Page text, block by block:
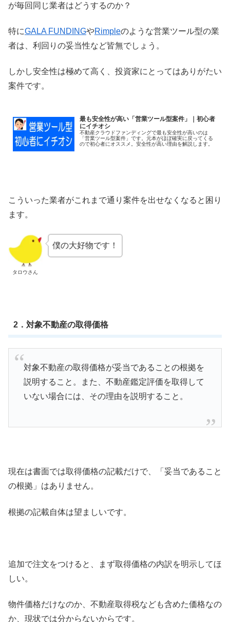
が毎回同じ業者はどうするのか？
特にGALA FUNDINGやRimpleのような営業ツール型の業
者は、利回りの妥当性など皆無でしょう。
しかし安全性は極めて高く、投資家にとってはありがたい
案件です。
最も安全性が高い「営業ツール型案件」｜初心者
にイチオシ
不動産クラウドファンディングで最も安全性が高いのは
「営業ツール型案件」です。元本がほぼ確実に戻ってくる
ので初心者にオススメ。安全性が高い理由を解説します。
こういった業者がこれまで通り案件を出せなくなると困り
ます。
タロウさん
僕の大好物です！
2．対象不動産の取得価格
対象不動産の取得価格が妥当であることの根拠を
説明すること。また、不動産鑑定評価を取得して
いない場合には、その理由を説明すること。
現在は書面では取得価格の記載だけで、「妥当であること
の根拠」はありません。
根拠の記載自体は望ましいです。
追加で注文をつけると、まず取得価格の内訳を明示してほ
しい。
物件価格だけなのか、不動産取得税なども含めた価格なの
か、現状では分からないからです。